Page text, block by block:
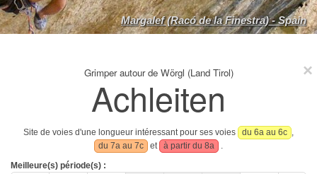
Margalef (Racó de la Finestra) - Spain
Grimper autour de Wörgl (Land Tirol)
Achleiten
Site de voies d'une longueur intéressant pour ses voies du 6a au 6c ,
du 7a au 7c
et à partir du 8a
.
Meilleure(s) période(s) :